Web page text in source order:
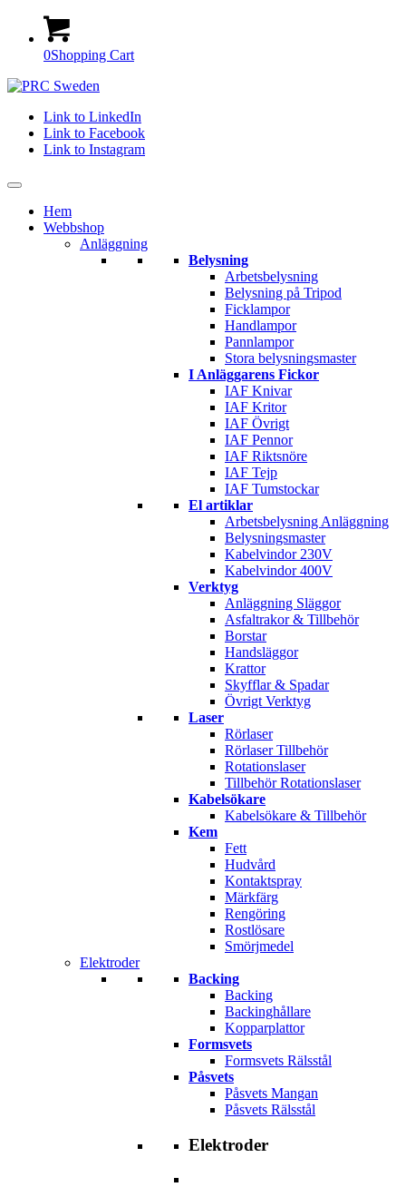
0Shopping Cart
Link to LinkedIn
Link to Facebook
Link to Instagram
Hem
Webbshop
Anläggning
Belysning
Arbetsbelysning
Belysning på Tripod
Ficklampor
Handlampor
Pannlampor
Stora belysningsmaster
I Anläggarens Fickor
IAF Knivar
IAF Kritor
IAF Övrigt
IAF Pennor
IAF Riktsnöre
IAF Tejp
IAF Tumstockar
El artiklar
Arbetsbelysning Anläggning
Belysningsmaster
Kabelvindor 230V
Kabelvindor 400V
Verktyg
Anläggning Släggor
Asfaltrakor & Tillbehör
Borstar
Handsläggor
Krattor
Skyfflar & Spadar
Övrigt Verktyg
Laser
Rörlaser
Rörlaser Tillbehör
Rotationslaser
Tillbehör Rotationslaser
Kabelsökare
Kabelsökare & Tillbehör
Kem
Fett
Hudvård
Kontaktspray
Märkfärg
Rengöring
Rostlösare
Smörjmedel
Elektroder
Backing
Backing
Backinghållare
Kopparplattor
Formsvets
Formsvets Rälsstål
Påsvets
Påsvets Mangan
Påsvets Rälsstål
Elektroder